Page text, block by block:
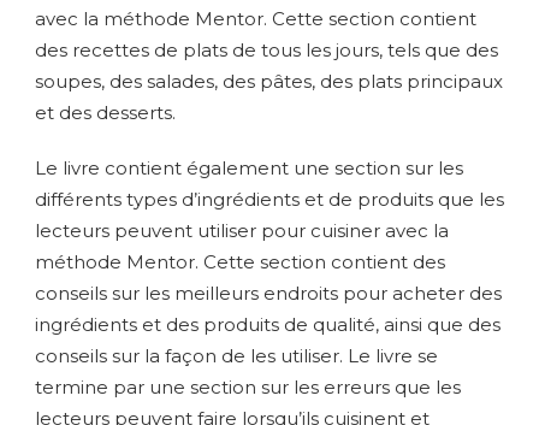
avec la méthode Mentor. Cette section contient
des recettes de plats de tous les jours, tels que des
soupes, des salades, des pâtes, des plats principaux
et des desserts.
Le livre contient également une section sur les
différents types d’ingrédients et de produits que les
lecteurs peuvent utiliser pour cuisiner avec la
méthode Mentor. Cette section contient des
conseils sur les meilleurs endroits pour acheter des
ingrédients et des produits de qualité, ainsi que des
conseils sur la façon de les utiliser. Le livre se
termine par une section sur les erreurs que les
lecteurs peuvent faire lorsqu’ils cuisinent et